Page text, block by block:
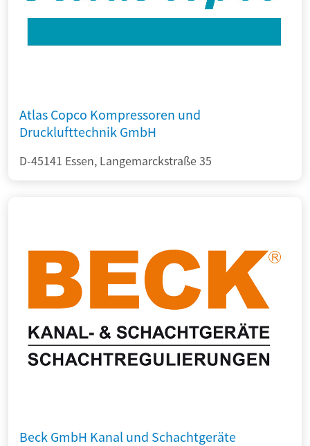
Atlas Copco Kompressoren und
Drucklufttechnik GmbH
D-45141 Essen, Langemarckstraße 35
Beck GmbH Kanal und Schachtgeräte